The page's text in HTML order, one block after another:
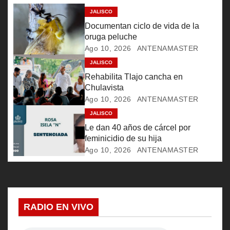
ó
d
e
e
n
t
r
a
JALISCO
Documentan ciclo de vida de la
oruga peluche
Ago 10, 2026 ANTENAMASTER
JALISCO
Rehabilita Tlajo cancha en
Chulavista
Ago 10, 2026 ANTENAMASTER
JALISCO
Le dan 40 años de cárcel por
feminicidio de su hija
Ago 10, 2026 ANTENAMASTER
RADIO EN VIVO